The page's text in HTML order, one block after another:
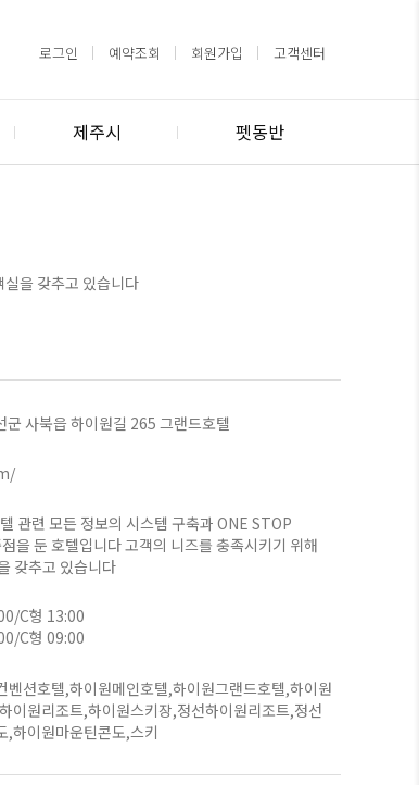
로그인 예약조회 회원가입 고객센터
제주시 펫동반
을 갖추고 있습니다
군 사북읍 하이원길 265 그랜드호텔
관련 모든 정보의 시스템 구축과 ONE STOP
을 둔 호텔입니다 고객의 니즈를 충족시키기 위해
갖추고 있습니다
C형 13:00
C형 09:00
벤션호텔,하이원메인호텔,하이원그랜드호텔,하이원
이원리조트,하이원스키장,정선하이원리조트,정선
,하이원마운틴콘도,스키